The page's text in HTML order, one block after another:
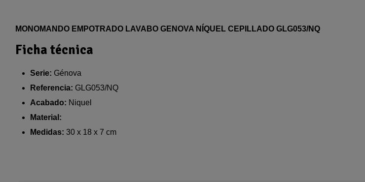
MONOMANDO EMPOTRADO LAVABO GENOVA NÍQUEL CEPILLADO GLG053/NQ
Ficha técnica
Serie: Génova
Referencia: GLG053/NQ
Acabado: Niquel
Material:
Medidas: 30 x 18 x 7 cm